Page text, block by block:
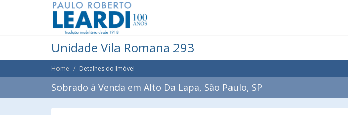
Unidade Vila Romana 293
Home Detalhes do Imóvel
Sobrado à Venda em Alto Da Lapa, São Paulo, SP